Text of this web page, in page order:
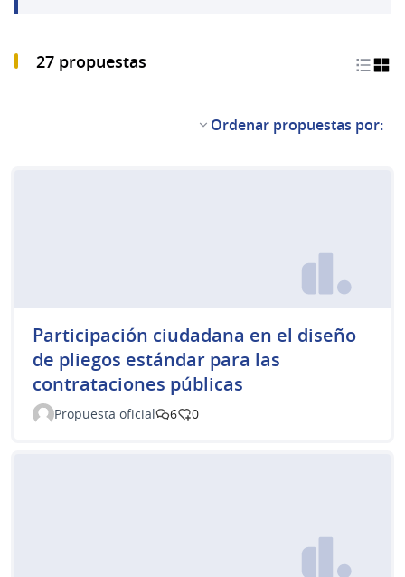
27 propuestas
Ordenar propuestas por:
Participación ciudadana en el diseño
de pliegos estándar para las
contrataciones públicas
Propuesta oficial 6 0